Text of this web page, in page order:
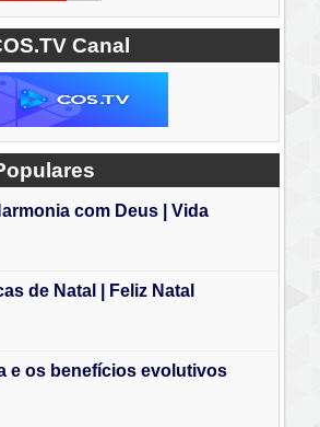
Canal
com Deus | Vida
de Natal | Feliz Natal
e os benefícios evolutivos